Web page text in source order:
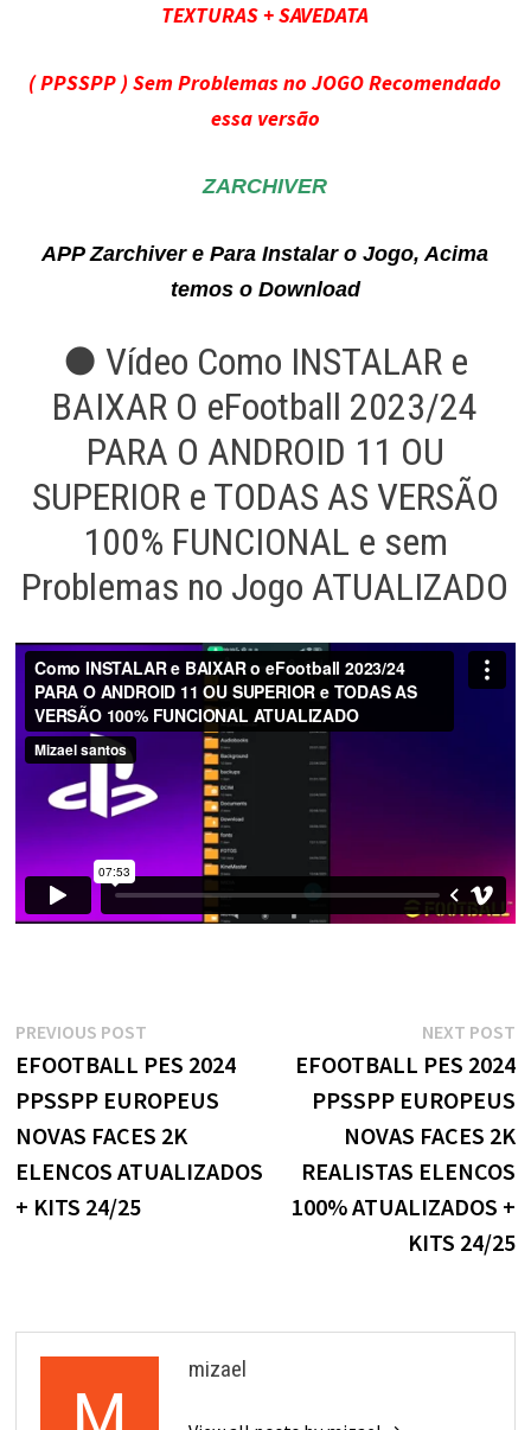
TEXTURAS + SAVEDATA
( PPSSPP ) Sem Problemas no JOGO Recomendado
essa versão
ZARCHIVER
APP Zarchiver e Para Instalar o Jogo, Acima
temos o Download
● Vídeo Como INSTALAR e
BAIXAR O eFootball 2023/24
PARA O ANDROID 11 OU
SUPERIOR e TODAS AS VERSÃO
100% FUNCIONAL e sem
Problemas no Jogo ATUALIZADO
Navegação
de
Post
PREVIOUS POSTPrevious
post:
EFOOTBALL PES 2024
PPSSPP EUROPEUS
NOVAS FACES 2K
ELENCOS ATUALIZADOS
+ KITS 24/25
NEXT POST
EFOOTBALL PES 2024
PPSSPP EUROPEUS
NOVAS FACES 2K
REALISTAS ELENCOS
100% ATUALIZADOS +
KITS 24/25
mizael